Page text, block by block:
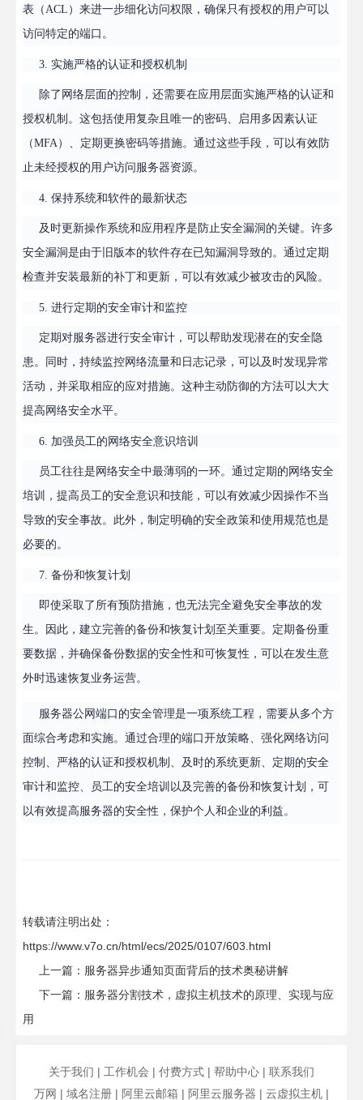
表（ACL）来进一步细化访问权限，确保只有授权的用户可以
访问特定的端口。
3. 实施严格的认证和授权机制
除了网络层面的控制，还需要在应用层面实施严格的认证和
授权机制。这包括使用复杂且唯一的密码、启用多因素认证
（MFA）、定期更换密码等措施。通过这些手段，可以有效防
止未经授权的用户访问服务器资源。
4. 保持系统和软件的最新状态
及时更新操作系统和应用程序是防止安全漏洞的关键。许多
安全漏洞是由于旧版本的软件存在已知漏洞导致的。通过定期
检查并安装最新的补丁和更新，可以有效减少被攻击的风险。
5. 进行定期的安全审计和监控
定期对服务器进行安全审计，可以帮助发现潜在的安全隐
患。同时，持续监控网络流量和日志记录，可以及时发现异常
活动，并采取相应的应对措施。这种主动防御的方法可以大大
提高网络安全水平。
6. 加强员工的网络安全意识培训
员工往往是网络安全中最薄弱的一环。通过定期的网络安全
培训，提高员工的安全意识和技能，可以有效减少因操作不当
导致的安全事故。此外，制定明确的安全政策和使用规范也是
必要的。
7. 备份和恢复计划
即使采取了所有预防措施，也无法完全避免安全事故的发
生。因此，建立完善的备份和恢复计划至关重要。定期备份重
要数据，并确保备份数据的安全性和可恢复性，可以在发生意
外时迅速恢复业务运营。
服务器公网端口的安全管理是一项系统工程，需要从多个方
面综合考虑和实施。通过合理的端口开放策略、强化网络访问
控制、严格的认证和授权机制、及时的系统更新、定期的安全
审计和监控、员工的安全培训以及完善的备份和恢复计划，可
以有效提高服务器的安全性，保护个人和企业的利益。
转载请注明出处：
https://www.v7o.cn/html/ecs/2025/0107/603.html
上一篇： 服务器异步通知页面背后的技术奥秘讲解
下一篇： 服务器分割技术，虚拟主机技术的原理、实现与应
用
关于我们 | 工作机会 | 付费方式 | 帮助中心 | 联系我们
万网 | 域名注册 | 阿里云邮箱 | 阿里云服务器 | 云虚拟主机 |